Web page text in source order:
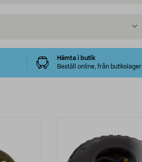
Hämta i butik
Beställ online, från butikslager